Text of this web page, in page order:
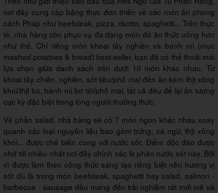
nơi đây cung cấp bảng thực đơn thiên về các món ăn phong
cách Pháp như beefsteak, pizza, risotto, spaghetti... Trên thực
tế, nhà hàng còn phục vụ đa dạng món đồ ăn thức uống hơn
như thế. Chỉ riêng món khoai tây nghiền và bánh mì (mục
mashed potatoes & bread) best-seller, bạn đã có thể thoải mái
lựa chọn giữa danh sách trên dưới 10 món khác nhau. Từ
khoai tây chiên, nghiền, sốt tiêu/phô mai đến ăn kèm thịt xông
khói/thịt bò, bánh mì bơ tỏi/phô mai, tất cả đều để lại ấn tượng
cực kỳ đặc biệt trong lòng người thưởng thức.
Về phần salad, nhà hàng sẽ có 7 món ngon khác nhau xoay
quanh các loại nguyên liệu bao gồm trứng, cá ngừ, thịt xông
khói... được chế biến cùng với nước sốt. Điểm độc đáo được
nhớ tới nhiều nhất nơi đây chính xác là phần nước sốt này. Bởi
vì được làm theo công thức sáng tạo riêng biệt nên hương vị
sốt dù là trong món beefsteak, spaghetti hay salad, salmon -
barbecue - sausage đều mang đến trải nghiệm rất mới mẻ và